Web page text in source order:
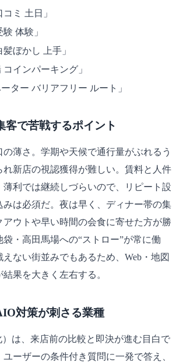
コミ 土日」
体験」
髪ぼかし 上手」
コインパーキング」
ター バリアフリー ルート」
客で苦戦するポイント
薄さ。学期や天候で通行量がぶれるう
れ新店の視認獲得が難しい。賃料と人件
薄利では継続しづらいので、リピート設
みは必須だ。夜は早く、ディナー帯の集
ウトや早い時間の会食に寄せた方が勝
・高田馬場への“ストロー”が常に働
えない街並みでもあるため、Web・地図
結果を大きく左右する。
対策が刺さる業種
は、来店前の比較と即決が進む目白で
ーザーの条件付き質問に一発で答え、